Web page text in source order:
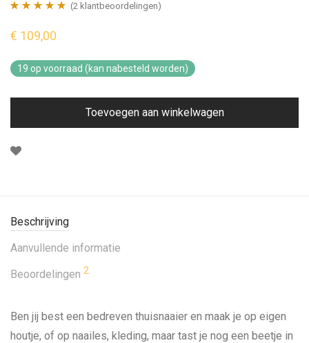
5.00 op 5
gebaseerd op
klant
waarderingen
(2 klantbeoordelingen)
€ 109,00
19 op voorraad (kan nabesteld worden)
Toevoegen aan winkelwagen
Beschrijving
Aanvullende informatie
Beoordelingen 2
Ben jij best een bedreven thuisnaaier en maak je op eigen
houtje, of op naailes, kleding, maar tast je nog een beetje in